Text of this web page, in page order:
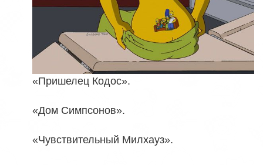
«Пришелец Кодос».
«Дом Симпсонов».
«Чувствительный Милхауз».